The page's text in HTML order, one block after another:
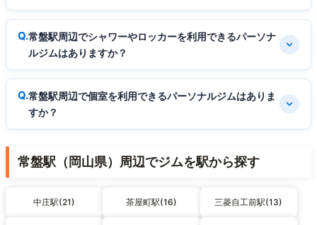
常盤駅周辺でシャワーやロッカーを利用できるパーソナ
ルジムはありますか？
常盤駅周辺で個室を利用できるパーソナルジムはありま
すか？
常盤駅（岡山県）周辺でジムを駅から探す
中庄駅(21) 茶屋町駅(16) 三菱自工前駅(13)